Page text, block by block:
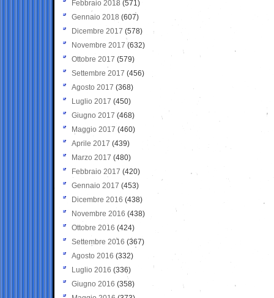
Febbraio 2018 (571)
Gennaio 2018 (607)
Dicembre 2017 (578)
Novembre 2017 (632)
Ottobre 2017 (579)
Settembre 2017 (456)
Agosto 2017 (368)
Luglio 2017 (450)
Giugno 2017 (468)
Maggio 2017 (460)
Aprile 2017 (439)
Marzo 2017 (480)
Febbraio 2017 (420)
Gennaio 2017 (453)
Dicembre 2016 (438)
Novembre 2016 (438)
Ottobre 2016 (424)
Settembre 2016 (367)
Agosto 2016 (332)
Luglio 2016 (336)
Giugno 2016 (358)